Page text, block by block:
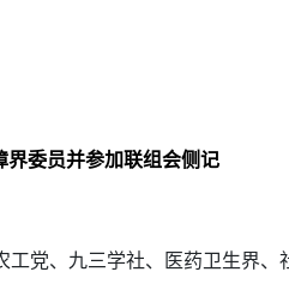
委员并参加联组会侧记
党、九三学社、医药卫生界、